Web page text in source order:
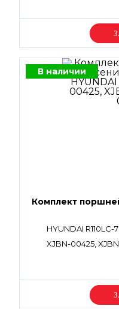
В наличии
Комплект
HYUNDAI R110LC-7
XJBN-00425,